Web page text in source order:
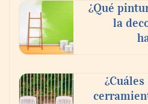
Principales tendencias
2021
¿Qué
la